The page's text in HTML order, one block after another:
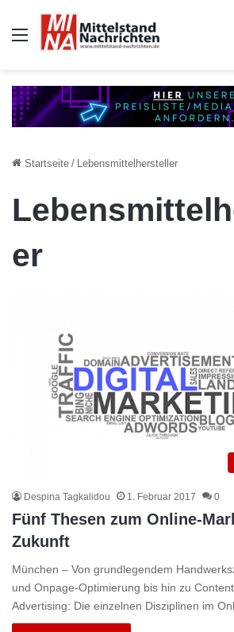
Auswahl
Startseite / Lebensmittelhersteller
er
Despina Tagkalidou 1. Februar 2017 0
Fünf Thesen zum Online-
Zukunft
München – Von grundlegendem
und Onpage-Optimierung bis hin zu
Advertising: Die einzelnen Disziplinen im